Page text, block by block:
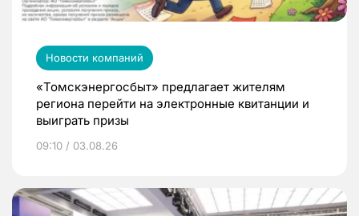
Новости компаний
«Томскэнергосбыт» предлагает жителям
региона перейти на электронные квитанции и
выиграть призы
09:10 / 03.08.26